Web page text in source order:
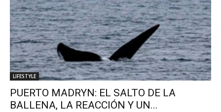
LIFESTYLE
PUERTO MADRYN: EL SALTO DE LA
BALLENA, LA REACCIÓN Y UN...